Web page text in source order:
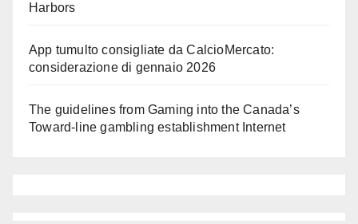
Harbors
App tumulto consigliate da CalcioMercato:
considerazione di gennaio 2026
The guidelines from Gaming into the Canada’s
Toward-line gambling establishment Internet